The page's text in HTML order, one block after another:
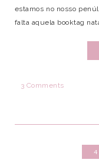
estamos no nosso
falta aquela booktag
3 Comments
4